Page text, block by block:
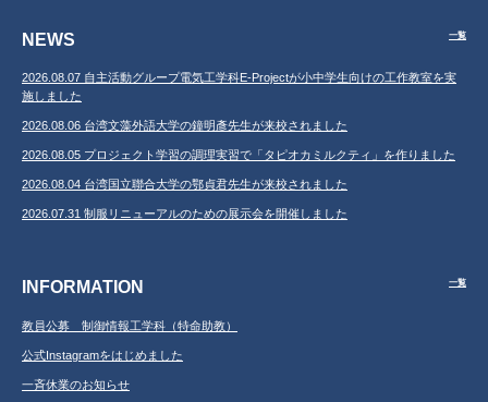
NEWS 一覧
2026.08.07 自主活動グループ電気工学科E-Projectが小中学生向けの工作教室を実
施しました
2026.08.06 台湾文藻外語大学の鐘明彥先生が来校されました
2026.08.05 プロジェクト学習の調理実習で「タピオカミルクティ」を作りました
2026.08.04 台湾国立聯合大学の鄂貞君先生が来校されました
2026.07.31 制服リニューアルのための展示会を開催しました
INFORMATION 一覧
教員公募 制御情報工学科（特命助教）
公式Instagramをはじめました
一斉休業のお知らせ